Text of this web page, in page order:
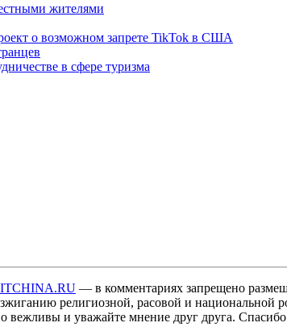
жителями
о возможном запрете TikTok в США
в сфере туризма
— в комментариях запрещено
религиозной, расовой и
вежливы и уважайте мнение друг друга.